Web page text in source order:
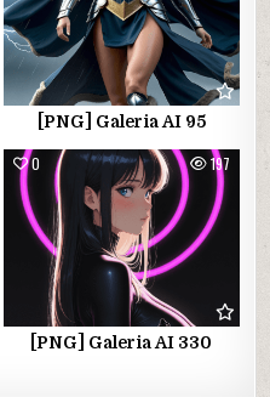
[PNG] Galeria AI 95
0 197
[PNG] Galeria AI 330